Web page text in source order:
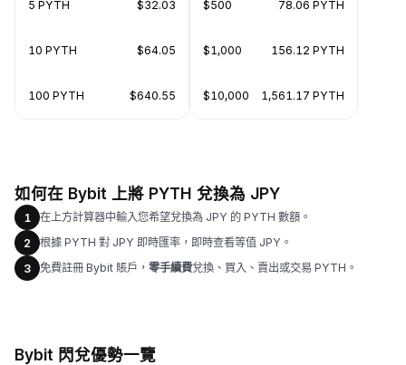
5 PYTH $32.03
10 PYTH $64.05
100 PYTH $640.55
$500 78.06 PYTH
$1,000 156.12 PYTH
$10,000 1,561.17 PYTH
如何在 Bybit 上將 PYTH 兌換為 JPY
1
在上方計算器中輸入您希望兌換為 JPY 的 PYTH 數額。
2
根據 PYTH 對 JPY 即時匯率，即時查看等值 JPY。
3
免費註冊 Bybit 賬戶， 零手續費兌換、買入、賣出或交易 PYTH。
Bybit 閃兌優勢一覽